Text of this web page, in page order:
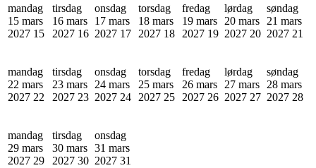
mandag
15 mars
2027 15
tirsdag
16 mars
2027 16
onsdag
17 mars
2027 17
torsdag
18 mars
2027 18
fredag
19 mars
2027 19
lørdag
20 mars
2027 20
søndag
21 mars
2027 21
mandag
22 mars
2027 22
tirsdag
23 mars
2027 23
onsdag
24 mars
2027 24
torsdag
25 mars
2027 25
fredag
26 mars
2027 26
lørdag
27 mars
2027 27
søndag
28 mars
2027 28
mandag
29 mars
2027 29
tirsdag
30 mars
2027 30
onsdag
31 mars
2027 31